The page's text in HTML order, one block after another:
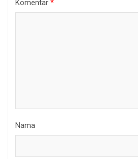
Komentar *
Nama